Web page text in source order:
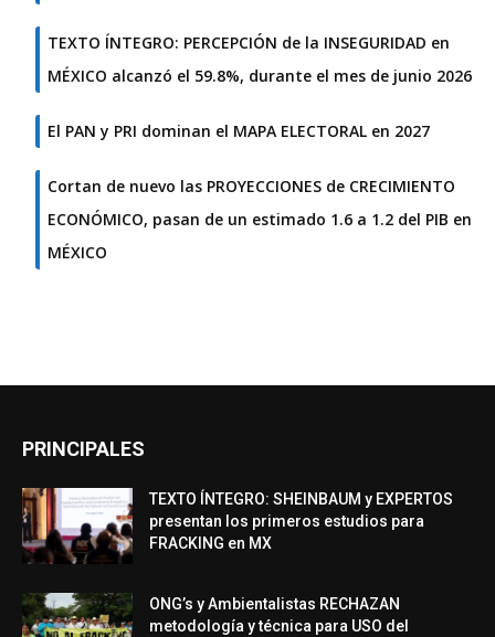
TEXTO ÍNTEGRO: PERCEPCIÓN de la INSEGURIDAD en
MÉXICO alcanzó el 59.8%, durante el mes de junio 2026
El PAN y PRI dominan el MAPA ELECTORAL en 2027
Cortan de nuevo las PROYECCIONES de CRECIMIENTO
ECONÓMICO, pasan de un estimado 1.6 a 1.2 del PIB en
MÉXICO
PRINCIPALES
TEXTO ÍNTEGRO: SHEINBAUM y EXPERTOS
presentan los primeros estudios para
FRACKING en MX
ONG’s y Ambientalistas RECHAZAN
metodología y técnica para USO del